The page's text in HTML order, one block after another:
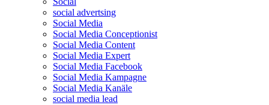
social advertsing
Social Media
Social Media Conceptionist
Social Media Content
Social Media Expert
Social Media Facebook
Social Media Kampagne
Social Media Kanäle
social media lead